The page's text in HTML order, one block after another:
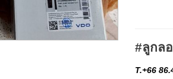
#ลูกล
T.+66